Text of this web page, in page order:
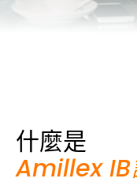
什麼是
Amillex IB